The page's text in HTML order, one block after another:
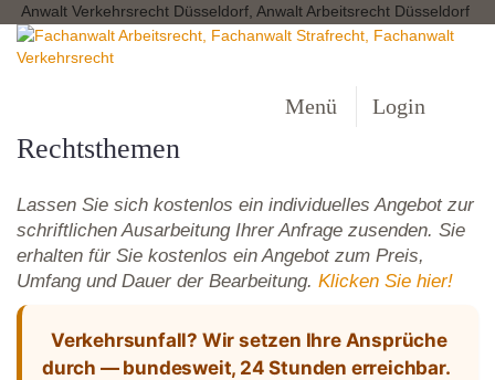
Anwalt Verkehrsrecht Düsseldorf, Anwalt Arbeitsrecht Düsseldorf
Menü Login
Rechtsthemen
Lassen Sie sich kostenlos ein individuelles Angebot zur
schriftlichen Ausarbeitung Ihrer Anfrage zusenden. Sie
erhalten für Sie kostenlos ein Angebot zum Preis,
Umfang und Dauer der Bearbeitung. Klicken Sie hier!
Verkehrsunfall? Wir setzen Ihre Ansprüche
durch — bundesweit, 24 Stunden erreichbar.